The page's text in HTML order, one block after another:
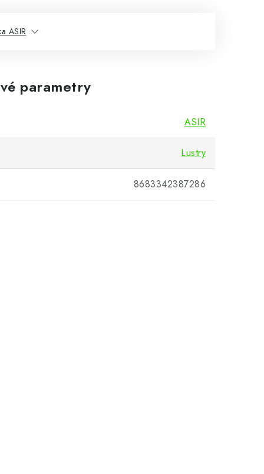
ASIR
parametry
ASIR
Lustry
8683342387286